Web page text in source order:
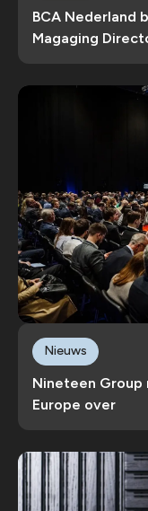
BCA Nederland
Magaging
Nineteen Group
Europe over
Nieuws